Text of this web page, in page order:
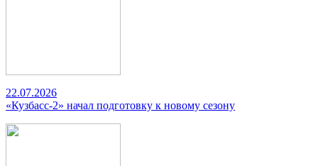
22.07.2026
«Кузбасс-2» начал подготовку к новому сезону